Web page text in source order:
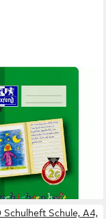
(1)
in 9-11 Werktagen bei
Schulheft Schule, A4,